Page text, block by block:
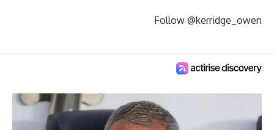
Follow @kerridge_owen